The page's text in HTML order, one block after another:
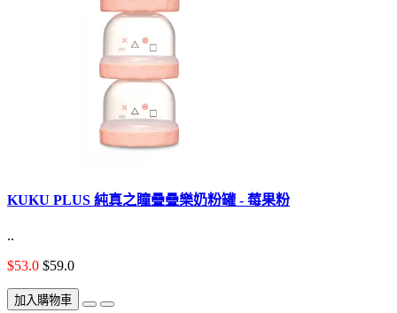
KUKU PLUS 純真之瞳疊疊樂奶粉罐 - 莓果粉
..
$53.0 $59.0
加入購物車